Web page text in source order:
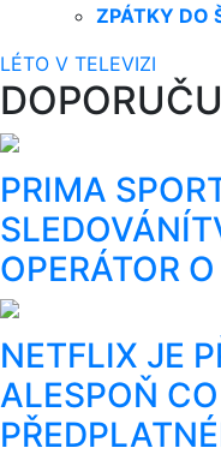
ZPÁTKY DO
LÉTO V TELEVIZI
PRIMA
OPERÁTOR
NETFLIX JE
ALESPOŇ